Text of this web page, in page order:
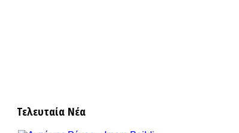
Τελευταία Νέα